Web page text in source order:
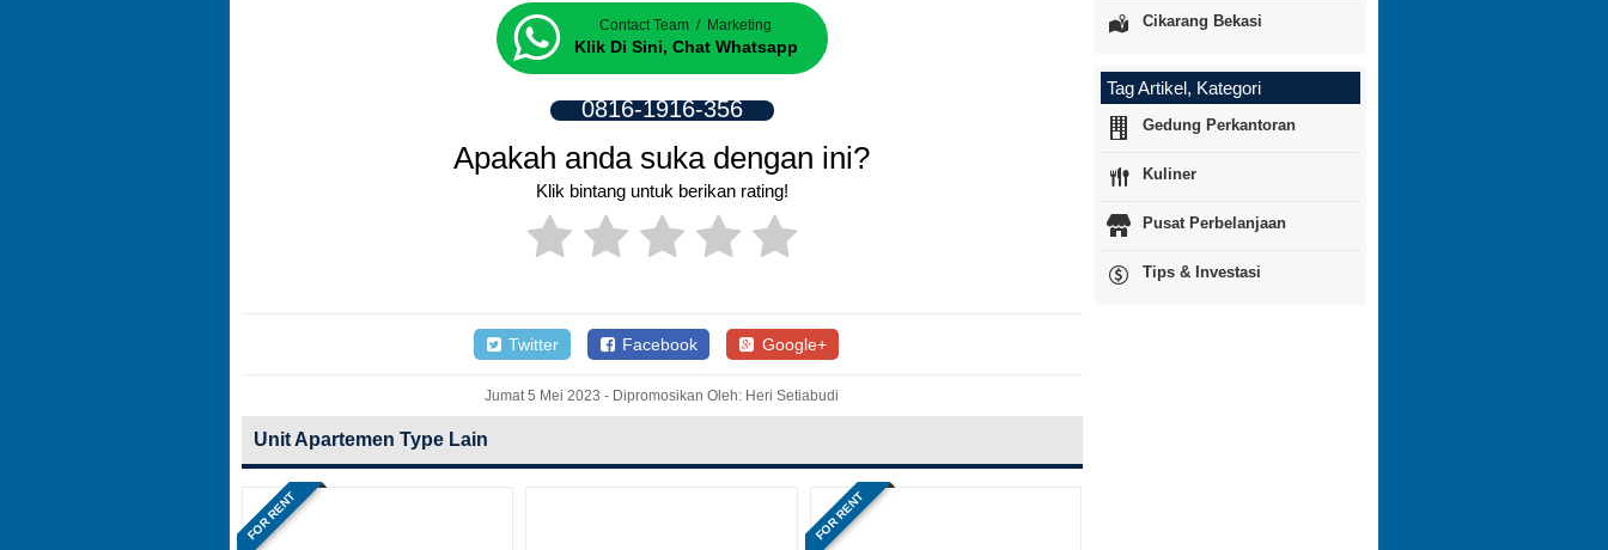
Contact Team / Marketing
Klik Di Sini, Chat Whatsapp
0816-1916-356
Apakah anda suka dengan ini?
Klik bintang untuk berikan rating!
Twitter Facebook Google+
Jumat 5 Mei 2023 - Dipromosikan Oleh: Heri Setiabudi
Unit Apartemen Type Lain
FOR RENT FOR RENT
Cikarang Bekasi
Tag Artikel, Kategori
Gedung Perkantoran
Kuliner
Pusat Perbelanjaan
Tips & Investasi